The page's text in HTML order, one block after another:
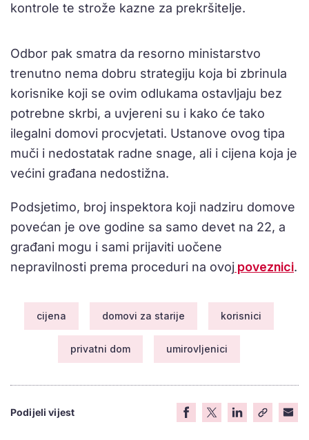
kontrole te strože kazne za prekršitelje.
Odbor pak smatra da resorno ministarstvo
trenutno nema dobru strategiju koja bi zbrinula
korisnike koji se ovim odlukama ostavljaju bez
potrebne skrbi, a uvjereni su i kako će tako
ilegalni domovi procvjetati. Ustanove ovog tipa
muči i nedostatak radne snage, ali i cijena koja je
većini građana nedostižna.
Podsjetimo, broj inspektora koji nadziru domove
povećan je ove godine sa samo devet na 22, a
građani mogu i sami prijaviti uočene
nepravilnosti prema proceduri na ovoj poveznici.
cijena domovi za starije korisnici
privatni dom umirovljenici
Podijeli vijest